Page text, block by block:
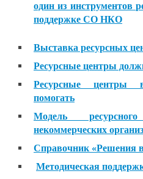
один из инструментов
поддержке СО НКО
Выставка ресурсных
Ресурсные центры
Ресурсные центры
помогать
Модель
некоммерческих
Справочник «Решения
Методическая